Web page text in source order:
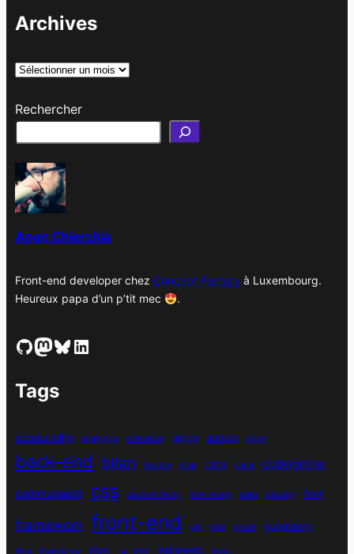
Archives
A
c
e
s
Rechercher
Ange Chierchia
Front-end developer chez Concept Factoryà Luxembourg.
Heureux papa d’un p’tit mec
.
GitHub Mastodon Bluesky LinkedIn
Tags
accessibilité analytics animation apple astuce atom
back-end bilan bouton chat cms coda codeigniter
communauté css custom fields dark mode date display font
framework front-end git grid growl gutenberg
hike homebrew html ia ifttt indieweb input